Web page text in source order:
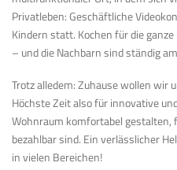
Privatleben: Geschäftliche
Kindern statt. Kochen für die
– und die Nachbarn sind ständig
Trotz alledem: Zuhause wollen wir
Höchste Zeit also für innovative
Wohnraum komfortabel gestalten,
bezahlbar sind. Ein verlässlicher
in vielen Bereichen!